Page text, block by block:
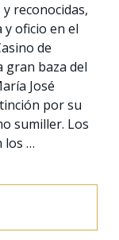
reconocidas,
oficio en el
de
gran baza del
José
por su
sumiller. Los
los …